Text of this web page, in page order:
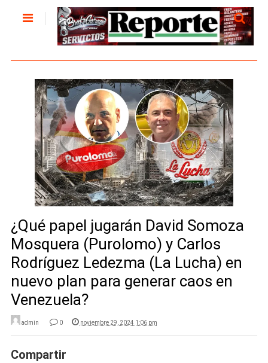
¿Qué papel jugarán David Somoza
Mosquera (Purolomo) y Carlos
Rodríguez Ledezma (La Lucha) en
nuevo plan para generar caos en
Venezuela?
admin 0 noviembre 29, 2024 1:06 pm
Compartir